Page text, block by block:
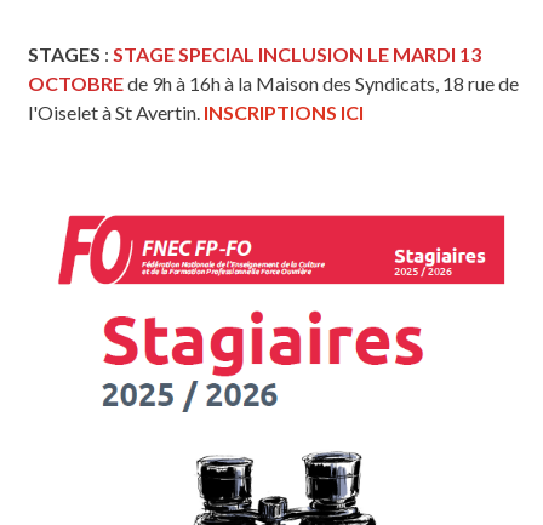
STAGES : STAGE SPECIAL INCLUSION LE MARDI 13
OCTOBREde 9h à 16h à la Maison des Syndicats, 18 rue de
l'Oiselet à St Avertin. INSCRIPTIONS ICI